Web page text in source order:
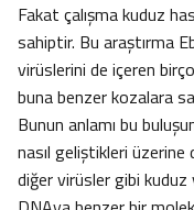
Fakat çalışma kuduz
sahiptir. Bu araştırma
virüslerini de içeren
buna benzer kozalara
Bunun anlamı bu
nasıl geliştikleri üzerine
diğer virüsler gibi